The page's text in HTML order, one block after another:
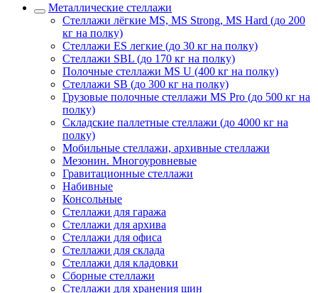
Металлические стеллажи
Стеллажи лёгкие MS, MS Strong, MS Hard (до 200
кг на полку)
Стеллажи ES легкие (до 30 кг на полку)
Стеллажи SBL (до 170 кг на полку)
Полочные стеллажи MS U (400 кг на полку)
Стеллажи SB (до 300 кг на полку)
Грузовые полочные стеллажи MS Pro (до 500 кг на
полку)
Складские паллетные стеллажи (до 4000 кг на
полку)
Мобильные стеллажи, архивные стеллажи
Мезонин. Многоуровневые
Гравитационные стеллажи
Набивные
Консольные
Стеллажи для гаража
Стеллажи для архива
Стеллажи для офиса
Стеллажи для склада
Стеллажи для кладовки
Сборные стеллажи
Стеллажи для хранения шин